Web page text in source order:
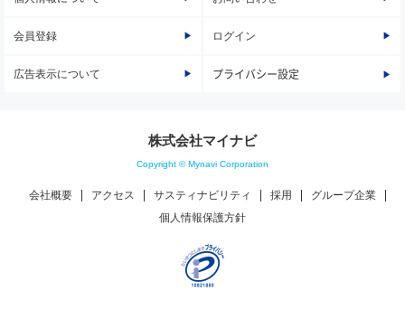
会員登録 ログイン
広告表示について プライバシー設定
株式会社マイナビ
Copyright © Mynavi Corporation
会社概要 アクセス サスティナビリティ 採用
グループ企業
個人情報保護方針